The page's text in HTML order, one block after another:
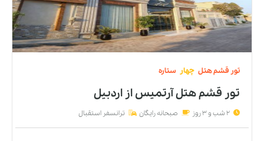
تور قشمهتل چهار ستاره
تور قشم هتل آرتمیساز اردبیل
2 شب و 3 روز صبحانه رایگان ترانسفر استقبال